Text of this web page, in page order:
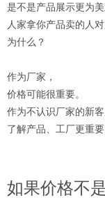
是不是产品展示更为美
人家拿你产品卖的人
为什么？
作为厂家，
价格可能很重要。
作为不认识厂家的新客
了解产品、工厂更重要
如果价格不